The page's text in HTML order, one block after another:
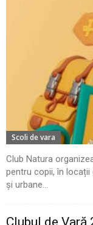
Scoli de vara
Club Natura
pentru copii, în
și urbane...
Clubul de